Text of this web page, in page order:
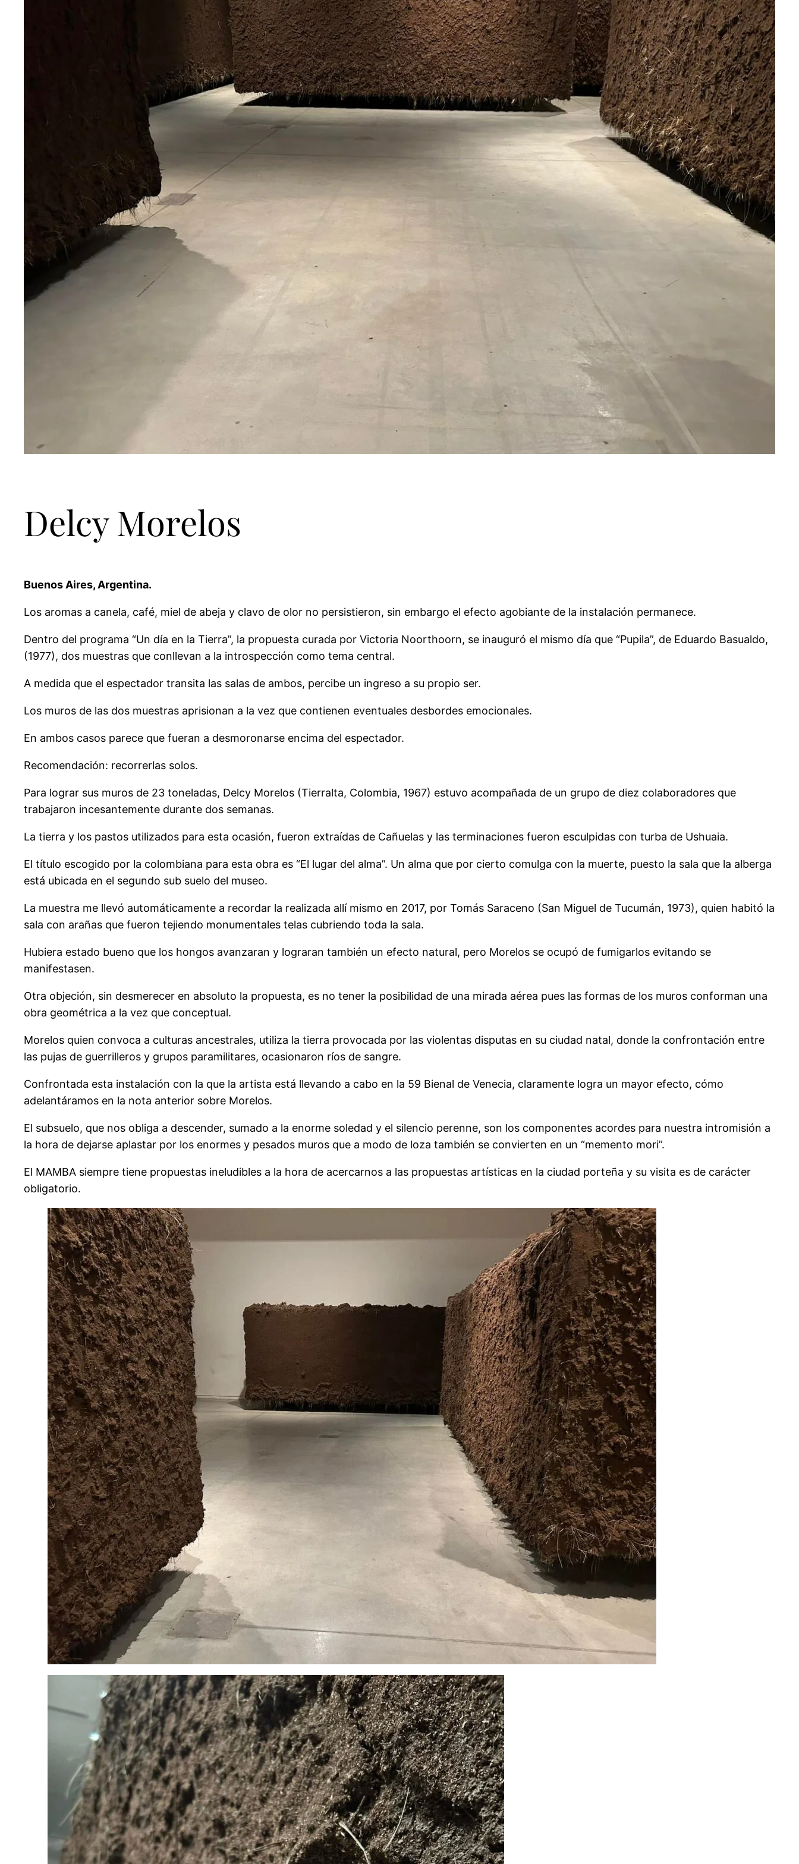
Delcy Morelos
Buenos Aires, Argentina.
Los aromas a canela, café, miel de abeja y clavo de olor no persistieron, sin embargo el efecto agobiante de la instalación permanece.
Dentro del programa “Un día en la Tierra”, la propuesta curada por Victoria Noorthoorn, se inauguró el mismo día que “Pupila”, de Eduardo Basualdo,
(1977), dos muestras que conllevan a la introspección como tema central.
A medida que el espectador transita las salas de ambos, percibe un ingreso a su propio ser.
Los muros de las dos muestras aprisionan a la vez que contienen eventuales desbordes emocionales.
En ambos casos parece que fueran a desmoronarse encima del espectador.
Recomendación: recorrerlas solos.
Para lograr sus muros de 23 toneladas, Delcy Morelos (Tierralta, Colombia, 1967) estuvo acompañada de un grupo de diez colaboradores que
trabajaron incesantemente durante dos semanas.
La tierra y los pastos utilizados para esta ocasión, fueron extraídas de Cañuelas y las terminaciones fueron esculpidas con turba de Ushuaia.
El título escogido por la colombiana para esta obra es “El lugar del alma”. Un alma que por cierto comulga con la muerte, puesto la sala que la alberga
está ubicada en el segundo sub suelo del museo.
La muestra me llevó automáticamente a recordar la realizada allí mismo en 2017, por Tomás Saraceno (San Miguel de Tucumán, 1973), quien habitó la
sala con arañas que fueron tejiendo monumentales telas cubriendo toda la sala.
Hubiera estado bueno que los hongos avanzaran y lograran también un efecto natural, pero Morelos se ocupó de fumigarlos evitando se
manifestasen.
Otra objeción, sin desmerecer en absoluto la propuesta, es no tener la posibilidad de una mirada aérea pues las formas de los muros conforman una
obra geométrica a la vez que conceptual.
Morelos quien convoca a culturas ancestrales, utiliza la tierra provocada por las violentas disputas en su ciudad natal, donde la confrontación entre
las pujas de guerrilleros y grupos paramilitares, ocasionaron ríos de sangre.
Confrontada esta instalación con la que la artista está llevando a cabo en la 59 Bienal de Venecia, claramente logra un mayor efecto, cómo
adelantáramos en la nota anterior sobre Morelos.
El subsuelo, que nos obliga a descender, sumado a la enorme soledad y el silencio perenne, son los componentes acordes para nuestra intromisión a
la hora de dejarse aplastar por los enormes y pesados muros que a modo de loza también se convierten en un “memento mori”.
El MAMBA siempre tiene propuestas ineludibles a la hora de acercarnos a las propuestas artísticas en la ciudad porteña y su visita es de carácter
obligatorio.